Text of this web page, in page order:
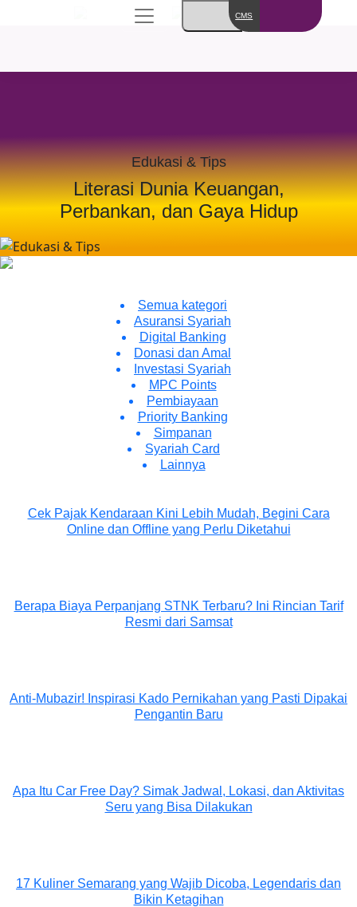
CMS
Edukasi & Tips
Literasi Dunia Keuangan,
Perbankan, dan Gaya Hidup
Semua kategori
Asuransi Syariah
Digital Banking
Donasi dan Amal
Investasi Syariah
MPC Points
Pembiayaan
Priority Banking
Simpanan
Syariah Card
Lainnya
Cek Pajak Kendaraan Kini Lebih Mudah, Begini Cara
Online dan Offline yang Perlu Diketahui
Berapa Biaya Perpanjang STNK Terbaru? Ini Rincian Tarif
Resmi dari Samsat
Anti-Mubazir! Inspirasi Kado Pernikahan yang Pasti Dipakai
Pengantin Baru
Apa Itu Car Free Day? Simak Jadwal, Lokasi, dan Aktivitas
Seru yang Bisa Dilakukan
17 Kuliner Semarang yang Wajib Dicoba, Legendaris dan
Bikin Ketagihan